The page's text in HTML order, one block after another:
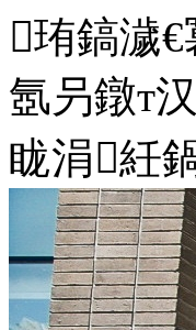
珛鎬濊
氬叧鐓т
眬涓紝